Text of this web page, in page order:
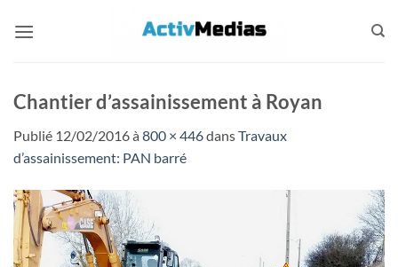
Chantier d’assainissement à Royan
Publié 12/02/2016à 800 × 446dansTravaux
d’assainissement: PAN barré